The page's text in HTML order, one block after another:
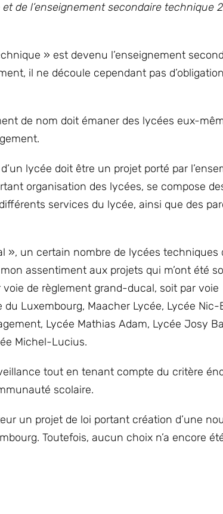
de l’enseignement secondaire technique
» est devenu l’enseignement
il ne découle cependant pas
de nom doit émaner des lycées eux-
lycée doit être un projet porté par
organisation des lycées, se compose
services du lycée, ainsi que des
», un certain nombre de lycées techniques
assentiment aux projets qui m’ont été
de règlement grand-ducal, soit par voie
Luxembourg, Maacher Lycée, Lycée Nic-
Lycée Mathias Adam, Lycée Josy
Michel-Lucius.
tout en tenant compte du critère
scolaire.
un projet de loi portant création d’une
Toutefois, aucun choix n’a encore